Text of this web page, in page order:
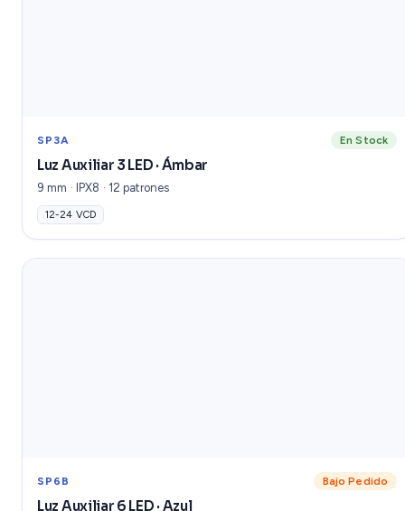
SP3A En Stock
Luz Auxiliar 3 LED · Ámbar
9 mm · IPX8 · 12 patrones
12-24 VCD
SP6B Bajo Pedido
Luz Auxiliar 6 LED · Azul